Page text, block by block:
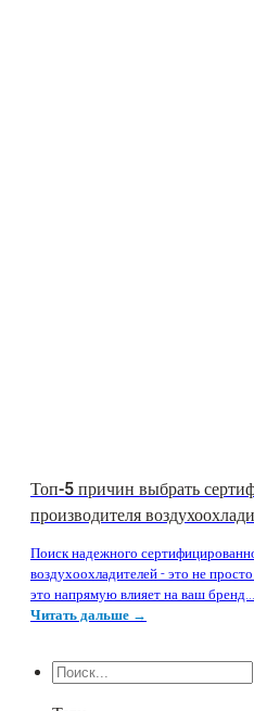
Топ-5 причин выбрать
производителя
Поиск надежного
воздухоохладителей - это не
это напрямую влияет на ваш бренд...
Читать дальше →
Поиск